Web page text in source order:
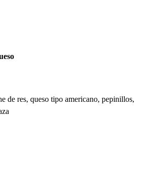
de res, queso tipo americano, pepinillos,